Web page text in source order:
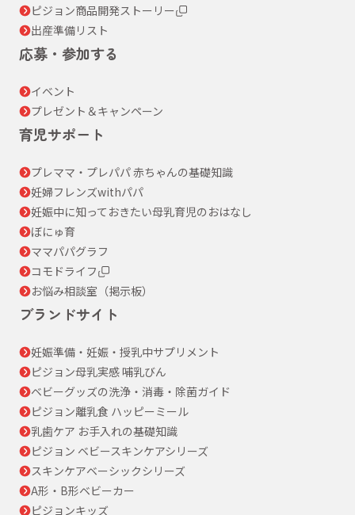
ピジョン商品開発ストーリー
出産準備リスト
応募・参加する
イベント
プレゼント＆キャンペーン
育児サポート
プレママ・プレパパ 赤ちゃんの基礎知識
妊婦フレンズwithパパ
妊娠中に知っておきたい母乳育児のおはなし
ぼにゅ育
ママパパグラフ
コモドライフ
お悩み相談室（掲示板）
ブランドサイト
妊娠準備・妊娠・授乳中サプリメント
ピジョン母乳実感 哺乳びん
ベビーグッズの洗浄・消毒・除菌ガイド
ピジョン離乳食 ハッピーミール
乳歯ケア お手入れの基礎知識
ピジョン ベビースキンケアシリーズ
スキンケアベーシックシリーズ
A形・B形ベビーカー
ピジョンキッズ